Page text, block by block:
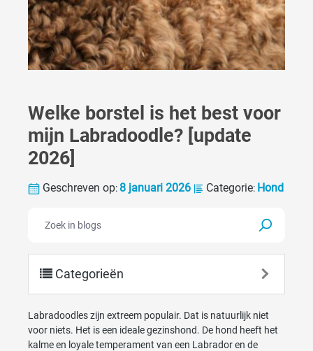
Welke borstel is het best voor
mijn Labradoodle? [update
2026]
Geschreven op: 8 januari 2026 Categorie: Hond
Categorieën
Labradoodles zijn extreem populair. Dat is natuurlijk niet
voor niets. Het is een ideale gezinshond. De hond heeft het
kalme en loyale temperament van een Labrador en de